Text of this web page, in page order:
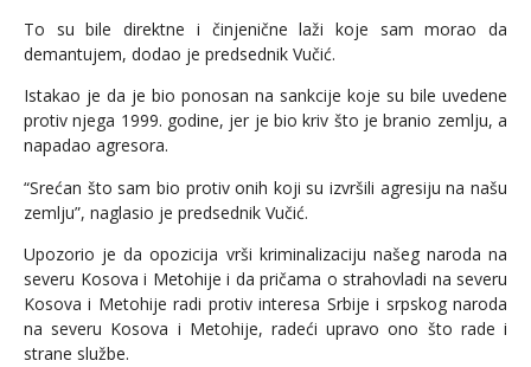
To su bile direktne i činjenične laži koje sam morao da
demantujem, dodao je predsednik Vučić.
Istakao je da je bio ponosan na sankcije koje su bile uvedene
protiv njega 1999. godine, jer je bio kriv što je branio zemlju, a
napadao agresora.
“Srećan što sam bio protiv onih koji su izvršili agresiju na našu
zemlju”, naglasio je predsednik Vučić.
Upozorio je da opozicija vrši kriminalizaciju našeg naroda na
severu Kosova i Metohije i da pričama o strahovladi na severu
Kosova i Metohije radi protiv interesa Srbije i srpskog naroda
na severu Kosova i Metohije, radeći upravo ono što rade i
strane službe.